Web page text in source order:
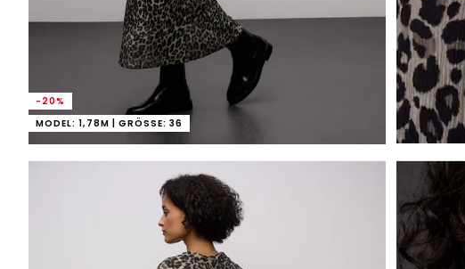
-20%
MODEL: 1,78M | GRÖSSE: 36